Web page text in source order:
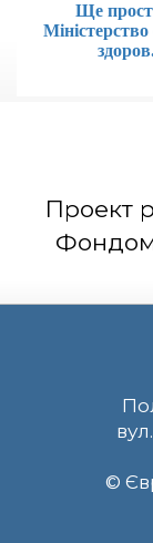
Ще
Проект
©